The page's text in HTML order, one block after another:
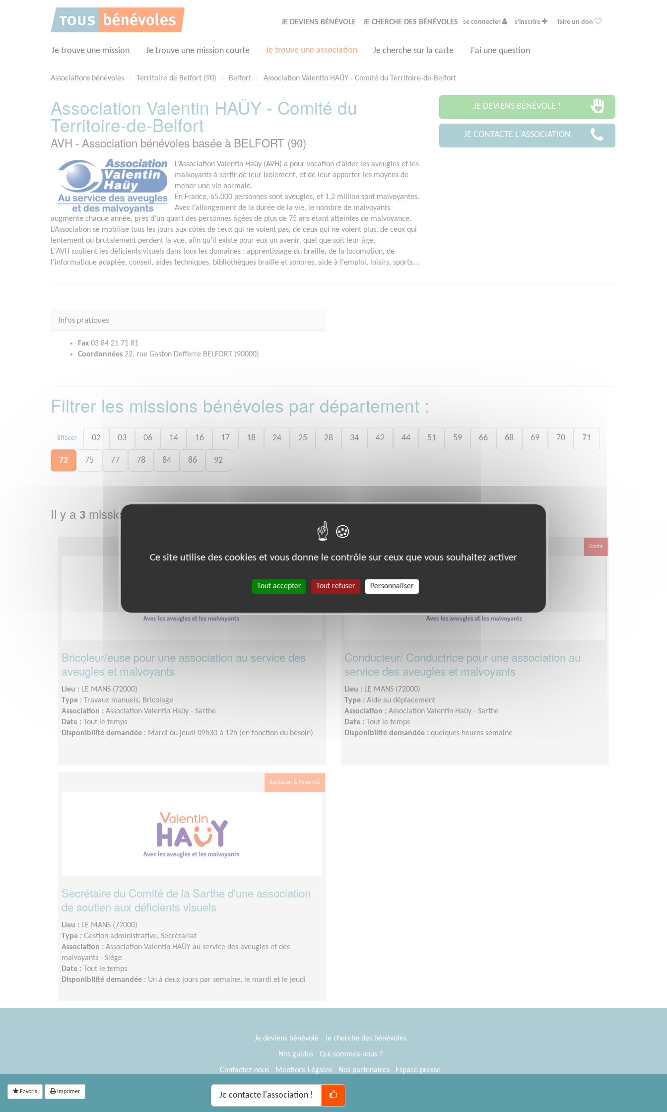
JE DEVIENS BÉNÉVOLE JE CHERCHE DES BÉNÉVOLES se connecter s'inscrire faire un don
Je trouve une mission Je trouve une mission courte Je trouve une association Je cherche sur la carte J'ai une question
Associations bénévoles Territoire de Belfort (90) Belfort Association Valentin HAÜY - Comité du Territoire-de-Belfort
Association Valentin HAÜY - Comité du
Territoire-de-Belfort
AVH - Association bénévoles basée à BELFORT (90)
L’Association Valentin Haüy (AVH) a pour vocation d’aider les aveugles et les
malvoyants à sortir de leur isolement, et de leur apporter les moyens de
mener une vie normale.
En France, 65.000 personnes sont aveugles, et 1,2 million sont malvoyantes.
Avec l’allongement de la durée de la vie, le nombre de malvoyants
augmente chaque année, près d’un quart des personnes âgées de plus de 75 ans étant atteintes de malvoyance.
L’Association se mobilise tous les jours aux côtés de ceux qui ne voient pas, de ceux qui ne voient plus, de ceux qui
lentement ou brutalement perdent la vue, afin qu’il existe pour eux un avenir, quel que soit leur âge.
L'AVH soutient les déficients visuels dans tous les domaines : apprentissage du braille, de la locomotion, de
l'informatique adaptée, conseil, aides techniques, bibliothèques braille et sonores, aide à l'emploi, loisirs, sports….
JE DEVIENS BÉNÉVOLE !
JE CONTACTE L'ASSOCIATION
Infos pratiques
Fax 03 84 21 71 81
Coordonnées 22, rue Gaston Defferre BELFORT (90000)
Filtrer les missions bénévoles par département :
Effacer 02 03 06 14 16 17 18 24 25 28 34 42 44 51 59 66 68 69 70 71
72 75 77 78 84 86 92
Il y a 3 missions bénévoles dans le département
Bricoleur/euse pour une association au service des
aveugles et malvoyants
Lieu : LE MANS (72000)
Type :
Travaux manuels, Bricolage
Association : Association Valentin Haüy - Sarthe
Date :
Tout le temps
Disponibilité demandée : Mardi ou jeudi 09h30 à 12h (en fonction du besoin)
Santé
Conducteur/ Conductrice pour une association au
service des aveugles et malvoyants
Lieu : LE MANS (72000)
Type : Aide au déplacement
Association : Association Valentin Haüy - Sarthe
Date :
Tout le temps
Disponibilité demandée : quelques heures semaine
Exclusion & Pauvreté
Secrétaire du Comité de la Sarthe d'une association
de soutien aux déficients visuels
Lieu : LE MANS (72000)
Type : Gestion administrative, Secrétariat
Association : Association Valentin HAÜY au service des aveugles et des
malvoyants - Siège
Date :
Tout le temps
Disponibilité demandée : Un à deux jours par semaine, le mardi et le jeudi
Favoris Imprimer Je contacte l'association !
Je deviens bénévole
Je cherche des bénévoles
Nos guides
Qui sommes-nous ?
Contactez-nous
Mentions Légales Nos partenaires
Espace presse
® Tous Bénévoles 2012-2026
Ce site utilise des cookies et vous donne le contrôle sur ceux que vous souhaitez activer
Tout accepter Tout refuser Personnaliser